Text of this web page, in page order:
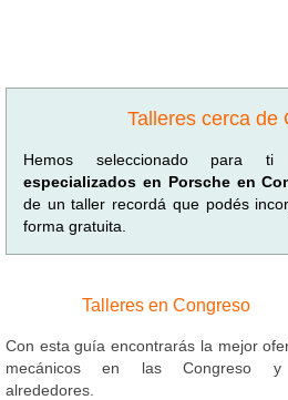
Talleres cerca de
Hemos seleccionado para
especializados en Porsche en
de un taller recordá que podés
forma gratuita.
Talleres en Congreso
Con esta guía encontrarás la mejor
mecánicos en las Congreso
alrededores.